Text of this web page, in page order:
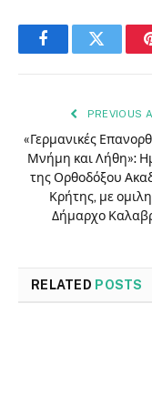
FacebookTwitter
PREVIOUS
«Γερμανικές
Μνήμη και Λήθη»:
της Ορθοδόξου
Κρήτης, με
Δήμαρχο
RELATED POSTS